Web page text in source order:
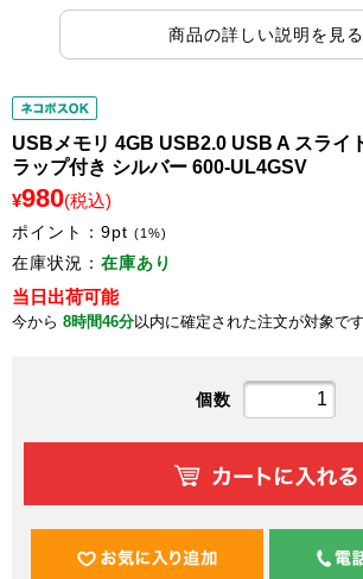
商品の詳しい説明を見る
USBメモリ 4GB USB2.0 USB A スライ
ラップ付き シルバー 600-UL4GSV
¥980(税込)
ポイント： 9pt (1%)
在庫状況： 在庫あり
当日出荷可能
今から 8時間46分以内に確定された注文が対象です
個数